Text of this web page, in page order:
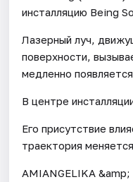
инсталляцию Being
Лазерный луч,
поверхности,
медленно
В центре
Его присутствие
траектория
AMIANGELIKA